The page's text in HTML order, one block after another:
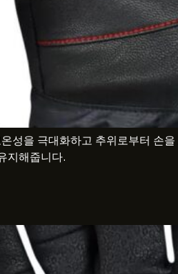
을 극대화하고 추위로부터 손
지해줍니다.